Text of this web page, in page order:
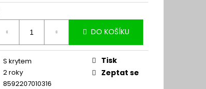
DO KOŠÍKU
S krytem
2 roky
8592207010316
Tisk
Zeptat se